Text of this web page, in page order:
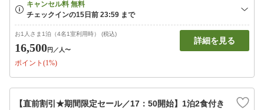
お1人さま1泊（4名1室利用時） (税込)
16,500円 ／人〜
ポイント(1%)
詳細を見る
【直前割引★期間限定セール／17：50開始】1泊2食付き